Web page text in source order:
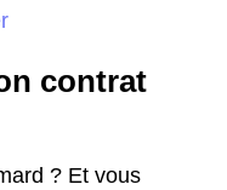
contrat
? Et vous